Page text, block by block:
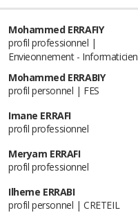
Mohammed ERRAFIY
profil professionnel |
Envieonnement - Informaticien
Mohammed ERRABIY
profil personnel | FES
Imane ERRAFI
profil professionnel
Meryam ERRAFI
profil professionnel
Ilheme ERRABI
profil personnel | CRETEIL